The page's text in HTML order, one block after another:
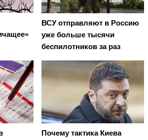
ВСУ отправляют в Россию
уже больше тысячи
беспилотников за раз
Почему тактика Киева